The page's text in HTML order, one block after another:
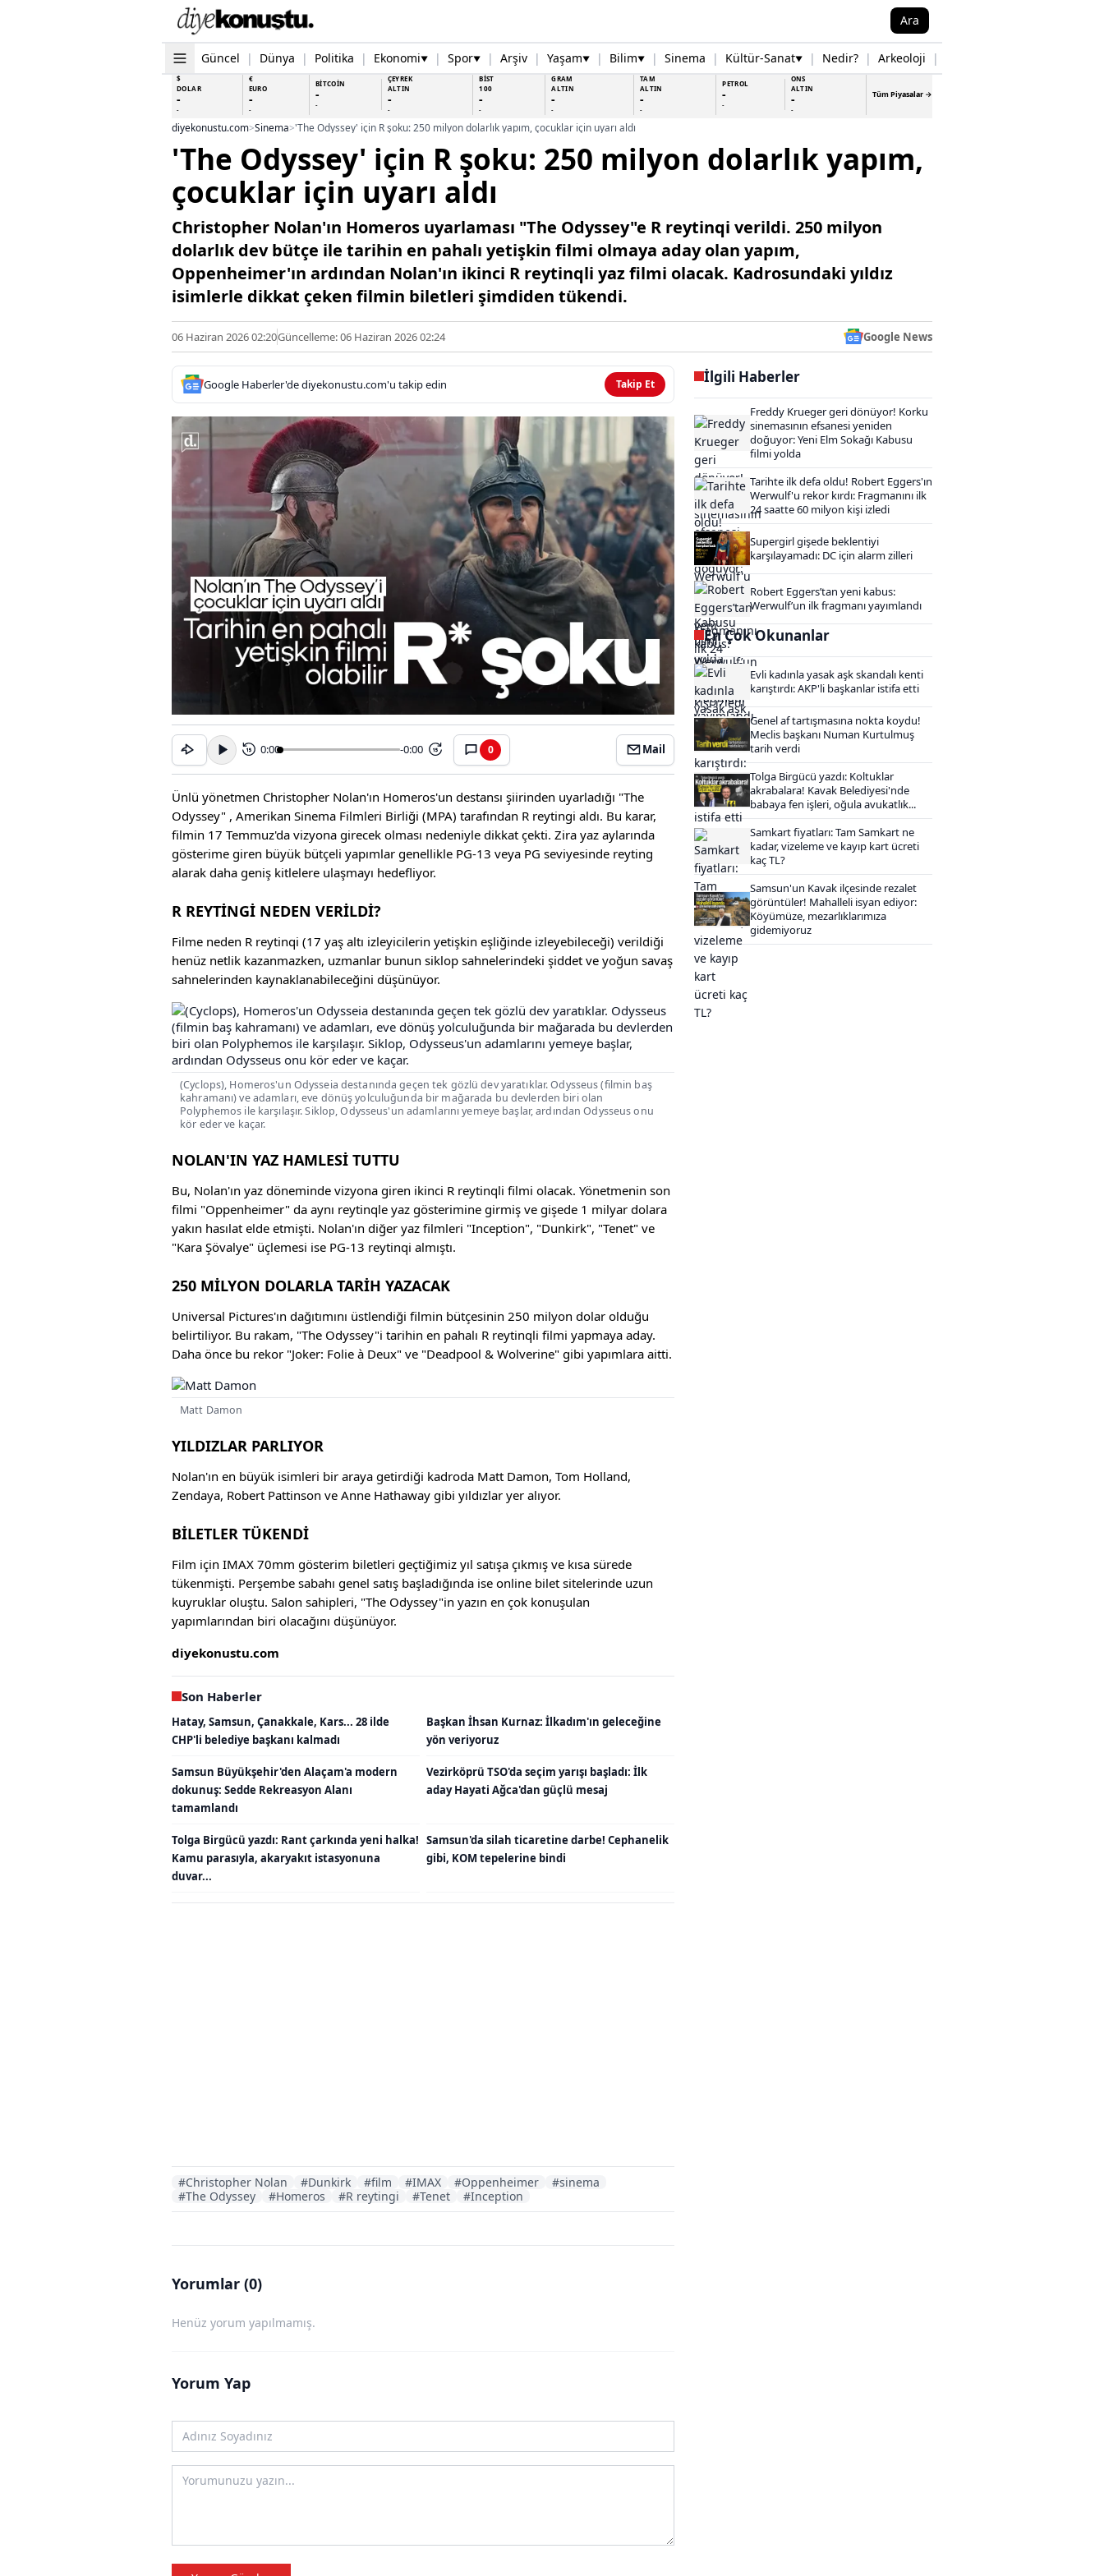
Ara
Güncel | Dünya | Politika | Ekonomi▼ | Spor▼ | Arşiv | Yaşam▼ | Bilim▼ | Sinema | Kültür-Sanat▼ | Nedir? | Arkeoloji |
$
DOLAR
-
-
€
EURO
-
-
BİTCOİN
-
-
ÇEYREK
ALTIN
-
-
BİST
100
-
-
GRAM
ALTIN
-
-
TAM
ALTIN
-
-
PETROL
-
-
ONS
ALTIN
-
-
Tüm Piyasalar →
diyekonustu.com>Sinema>'The Odyssey' için R şoku: 250 milyon dolarlık yapım, çocuklar için uyarı aldı
'The Odyssey' için R şoku: 250 milyon dolarlık yapım,
çocuklar için uyarı aldı
Christopher Nolan'ın Homeros uyarlaması "The Odyssey"e R reytinqi verildi. 250 milyon
dolarlık dev bütçe ile tarihin en pahalı yetişkin filmi olmaya aday olan yapım,
Oppenheimer'ın ardından Nolan'ın ikinci R reytinqli yaz filmi olacak. Kadrosundaki yıldız
isimlerle dikkat çeken filmin biletleri şimdiden tükendi.
06 Haziran 2026 02:20Güncelleme: 06 Haziran 2026 02:24 Google News
Google Haberler'de diyekonustu.com'u takip edin Takip Et
15 0:00 -0:00 15 0 Mail
Ünlü yönetmen Christopher Nolan'ın Homeros'un destansı şiirinden uyarladığı "The
Odyssey" , Amerikan Sinema Filmleri Birliği (MPA) tarafından R reytingi aldı. Bu karar,
filmin 17 Temmuz'da vizyona girecek olması nedeniyle dikkat çekti. Zira yaz aylarında
gösterime giren büyük bütçeli yapımlar genellikle PG-13 veya PG seviyesinde reyting
alarak daha geniş kitlelere ulaşmayı hedefliyor.
R REYTİNGİ NEDEN VERİLDİ?
Filme neden R reytinqi (17 yaş altı izleyicilerin yetişkin eşliğinde izleyebileceği) verildiği
henüz netlik kazanmazken, uzmanlar bunun siklop sahnelerindeki şiddet ve yoğun savaş
sahnelerinden kaynaklanabileceğini düşünüyor.
(Cyclops), Homeros'un Odysseia destanında geçen tek gözlü dev yaratıklar. Odysseus (filmin baş
kahramanı) ve adamları, eve dönüş yolculuğunda bir mağarada bu devlerden biri olan
Polyphemos ile karşılaşır. Siklop, Odysseus'un adamlarını yemeye başlar, ardından Odysseus onu
kör eder ve kaçar.
NOLAN'IN YAZ HAMLESİ TUTTU
Bu, Nolan'ın yaz döneminde vizyona giren ikinci R reytinqli filmi olacak. Yönetmenin son
filmi "Oppenheimer" da aynı reytinqle yaz gösterimine girmiş ve gişede 1 milyar dolara
yakın hasılat elde etmişti. Nolan'ın diğer yaz filmleri "Inception", "Dunkirk", "Tenet" ve
"Kara Şövalye" üçlemesi ise PG-13 reytinqi almıştı.
250 MİLYON DOLARLA TARİH YAZACAK
Universal Pictures'ın dağıtımını üstlendiği filmin bütçesinin 250 milyon dolar olduğu
belirtiliyor. Bu rakam, "The Odyssey"i tarihin en pahalı R reytinqli filmi yapmaya aday.
Daha önce bu rekor "Joker: Folie à Deux" ve "Deadpool & Wolverine" gibi yapımlara aitti.
Matt Damon
YILDIZLAR PARLIYOR
Nolan'ın en büyük isimleri bir araya getirdiği kadroda Matt Damon, Tom Holland,
Zendaya, Robert Pattinson ve Anne Hathaway gibi yıldızlar yer alıyor.
BİLETLER TÜKENDİ
Film için IMAX 70mm gösterim biletleri geçtiğimiz yıl satışa çıkmış ve kısa sürede
tükenmişti. Perşembe sabahı genel satış başladığında ise online bilet sitelerinde uzun
kuyruklar oluştu. Salon sahipleri, "The Odyssey"in yazın en çok konuşulan
yapımlarından biri olacağını düşünüyor.
diyekonustu.com
Son Haberler
Hatay, Samsun, Çanakkale, Kars... 28 ilde
CHP'li belediye başkanı kalmadı
Başkan İhsan Kurnaz: İlkadım'ın geleceğine
yön veriyoruz
Samsun Büyükşehir'den Alaçam'a modern
dokunuş: Sedde Rekreasyon Alanı
tamamlandı
Vezirköprü TSO'da seçim yarışı başladı: İlk
aday Hayati Ağca'dan güçlü mesaj
Tolga Birgücü yazdı: Rant çarkında yeni halka!
Kamu parasıyla, akaryakıt istasyonuna
duvar...
Samsun'da silah ticaretine darbe! Cephanelik
gibi, KOM tepelerine bindi
#Christopher Nolan #Dunkirk #film #IMAX #Oppenheimer
#sinema
#The Odyssey
#Homeros #R reytingi #Tenet #Inception
Yorumlar (0)
Henüz yorum yapılmamış.
Yorum Yap
İlgili Haberler
Freddy Krueger geri dönüyor! Korku
sinemasının efsanesi yeniden
doğuyor: Yeni Elm Sokağı Kabusu
filmi yolda
Tarihte ilk defa oldu! Robert Eggers'ın
Werwulf'u rekor kırdı: Fragmanını ilk
24 saatte 60 milyon kişi izledi
Supergirl gişede beklentiyi
karşılayamadı: DC için alarm zilleri
Robert Eggers’tan yeni kabus:
Werwulf’un ilk fragmanı yayımlandı
En Çok Okunanlar
Evli kadınla yasak aşk skandalı kenti
karıştırdı: AKP'li başkanlar istifa etti
Genel af tartışmasına nokta koydu!
Meclis başkanı Numan Kurtulmuş
tarih verdi
Tolga Birgücü yazdı: Koltuklar
akrabalara! Kavak Belediyesi'nde
babaya fen işleri, oğula avukatlık...
Samkart fiyatları: Tam Samkart ne
kadar, vizeleme ve kayıp kart ücreti
kaç TL?
Samsun'un Kavak ilçesinde rezalet
görüntüler! Mahalleli isyan ediyor:
Köyümüze, mezarlıklarımıza
gidemiyoruz